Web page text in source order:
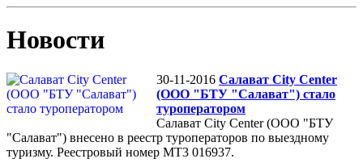
Новости
30-11-2016 Салават City Center
(ООО "БТУ "Салават") стало
туроператором
Салават City Center (ООО "БТУ
"Салават") внесено в реестр туроператоров по выездному
туризму. Реестровый номер МТ3 016937.